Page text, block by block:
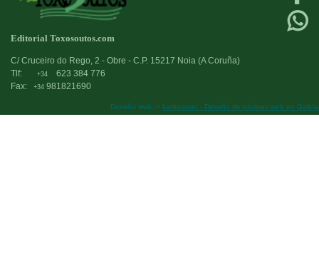
Editorial Toxosoutos.com
C/ Cruceiro do Rego, 2 - Obre - C.P. 15217 Noia (A Coruña)
Tlf:
+34
623 384 776
Fax:
+34 981821690
Deseño web:-> kantaronet - Deseño de páxinas web en Galicia